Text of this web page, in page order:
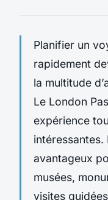
Planifier un
rapidement
la multitude
Le London
expérience
avantageux
musées,
visites